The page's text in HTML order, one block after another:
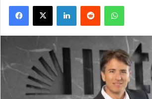
Facebook
X LinkedinReddit WhatsApp